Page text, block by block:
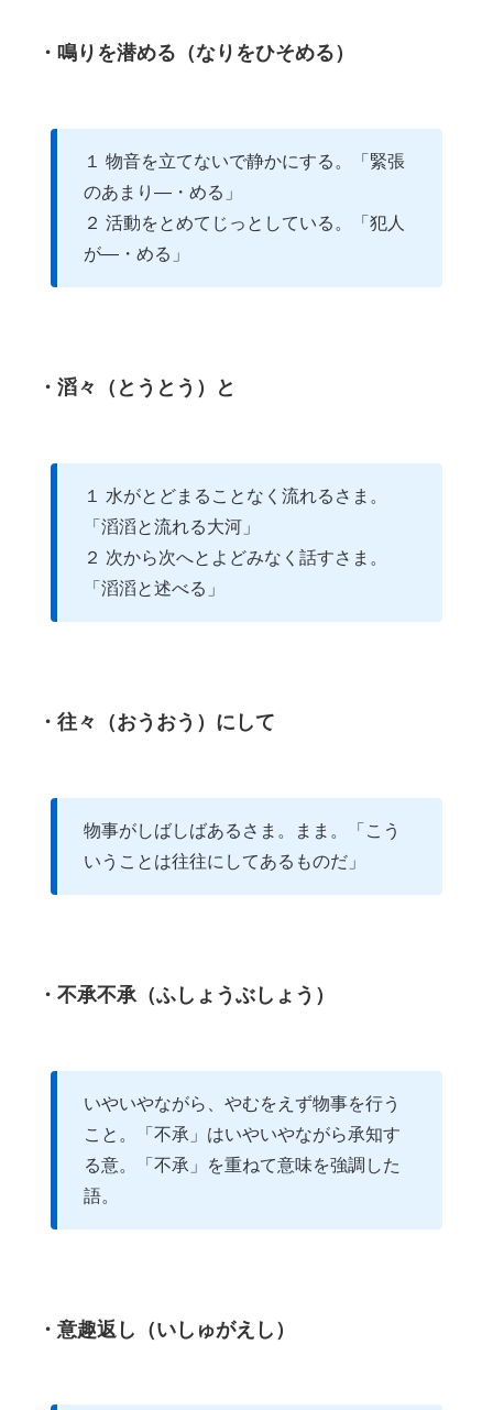
・鳴りを潜める（なりをひそめる）
１ 物音を立てないで静かにする。「緊張
のあまり―・める」
２ 活動をとめてじっとしている。「犯人
が―・める」
・滔々（とうとう）と
１ 水がとどまることなく流れるさま。
「滔滔と流れる大河」
２ 次から次へとよどみなく話すさま。
「滔滔と述べる」
・往々（おうおう）にして
物事がしばしばあるさま。まま。「こう
いうことは往往にしてあるものだ」
・不承不承（ふしょうぶしょう）
いやいやながら、やむをえず物事を行う
こと。「不承」はいやいやながら承知す
る意。「不承」を重ねて意味を強調した
語。
・意趣返し（いしゅがえし）